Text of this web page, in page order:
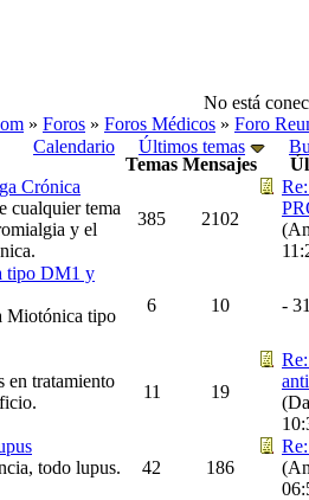
No está
» Foros » Foros Médicos » Foro
Calendario Últimos temas
Temas Mensajes
Crónica
cualquier tema
y el
385 2102
tipo DM1 y
Miotónica tipo
6 10 -
en tratamiento
11 19
todo lupus.
42 186